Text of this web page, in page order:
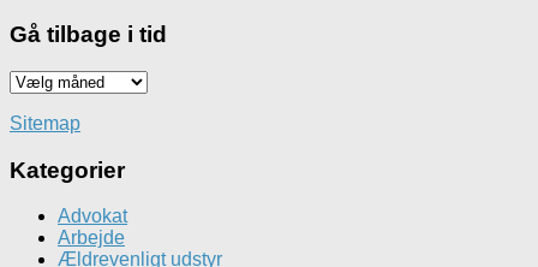
Gå tilbage i tid
Gå
iSitemap
Kategorier
Advokat
Arbejde
Ældrevenligt udstyr